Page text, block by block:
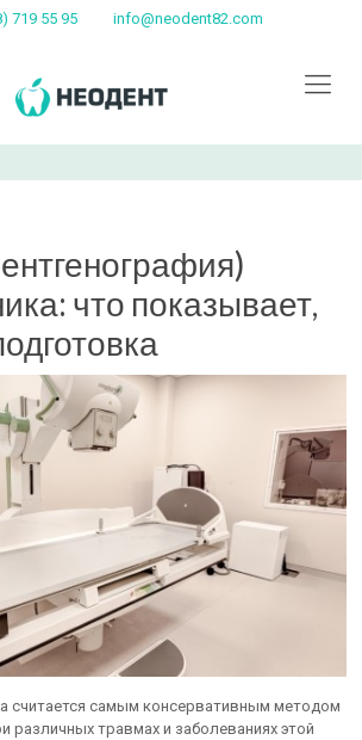
719 55 95 info@neodent82.com
что показывает,
считается самым консервативным методом
различных травмах и заболеваниях этой